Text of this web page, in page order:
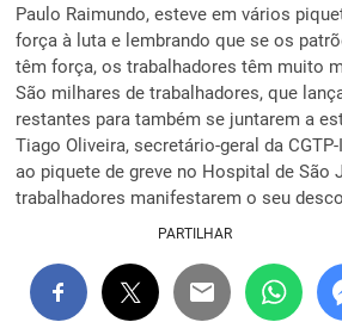
Paulo Raimundo, esteve em vários
força à luta e lembrando que se os
têm força, os trabalhadores têm muito
São milhares de trabalhadores, que
restantes para também se juntarem a
Tiago Oliveira, secretário-geral da
ao piquete de greve no Hospital de São
trabalhadores manifestarem o seu
PARTILHAR